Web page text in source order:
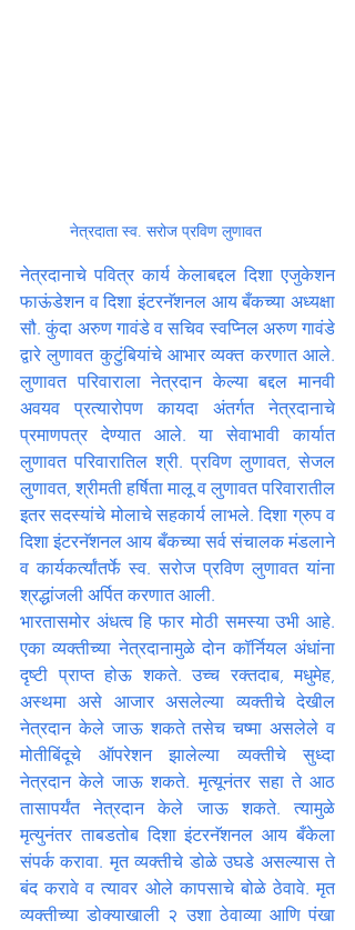
नेत्रदाता स्व. सरोज प्रविण लुणावत
नेत्रदानाचे पवित्र कार्य केलाबद्दल दिशा एजुकेशन
फाऊंडेशन व दिशा इंटरनॅशनल आय बँकच्या अध्यक्षा
सौ. कुंदा अरुण गावंडे व सचिव स्वप्निल अरुण गावंडे
द्वारे लुणावत कुटुंबियांचे आभार व्यक्त करणात आले.
लुणावत परिवाराला नेत्रदान केल्या बद्दल मानवी
अवयव प्रत्यारोपण कायदा अंतर्गत नेत्रदानाचे
प्रमाणपत्र देण्यात आले. या सेवाभावी कार्यात
लुणावत परिवारातिल श्री. प्रविण लुणावत, सेजल
लुणावत, श्रीमती हर्षिता मालू व लुणावत परिवारातील
इतर सदस्यांचे मोलाचे सहकार्य लाभले. दिशा ग्रुप व
दिशा इंटरनॅशनल आय बँकच्या सर्व संचालक मंडलाने
व कार्यकर्त्यांतर्फे स्व. सरोज प्रविण लुणावत यांना
श्रद्धांजली अर्पित करणात आली.
भारतासमोर अंधत्व हि फार मोठी समस्या उभी आहे.
एका व्यक्तीच्या नेत्रदानामुळे दोन कॉर्नियल अंधांना
दृष्टी प्राप्त होऊ शकते. उच्च रक्तदाब, मधुमेह,
अस्थमा असे आजार असलेल्या व्यक्तीचे देखील
नेत्रदान केले जाऊ शकते तसेच चष्मा असलेले व
मोतीबिंदूचे ऑपरेशन झालेल्या व्यक्तीचे सुध्दा
नेत्रदान केले जाऊ शकते. मृत्यूनंतर सहा ते आठ
तासापर्यंत नेत्रदान केले जाऊ शकते. त्यामुळे
मृत्युनंतर ताबडतोब दिशा इंटरनॅशनल आय बँकेला
संपर्क करावा. मृत व्यक्तीचे डोळे उघडे असल्यास ते
बंद करावे व त्यावर ओले कापसाचे बोळे ठेवावे. मृत
व्यक्तीच्या डोक्याखाली २ उशा ठेवाव्या आणि पंखा